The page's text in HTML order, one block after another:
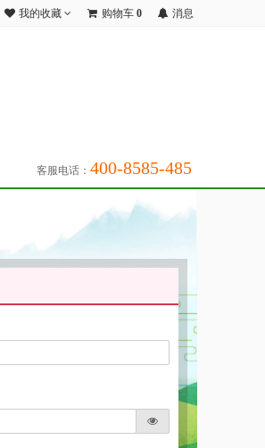
我的收藏 购物车 0 消息
客服电话： 400-8585-485